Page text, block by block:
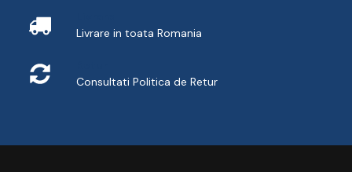
Livrare in toata Romania
Consultati Politica de Retur